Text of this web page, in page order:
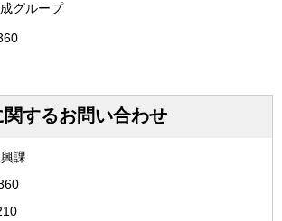
グループ
するお問い合わせ
課